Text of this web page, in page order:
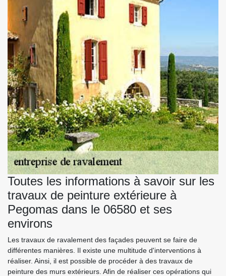
Toutes les informations à savoir sur les
travaux de peinture extérieure à
Pegomas dans le 06580 et ses
environs
Les travaux de ravalement des façades peuvent se faire de
différentes manières. Il existe une multitude d'interventions à
réaliser. Ainsi, il est possible de procéder à des travaux de
peinture des murs extérieurs. Afin de réaliser ces opérations qui